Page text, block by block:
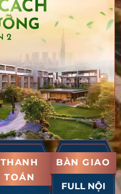
THANH
TOÁN
BÀN GIAO
FULL NỘI